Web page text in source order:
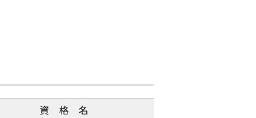
資 格 名